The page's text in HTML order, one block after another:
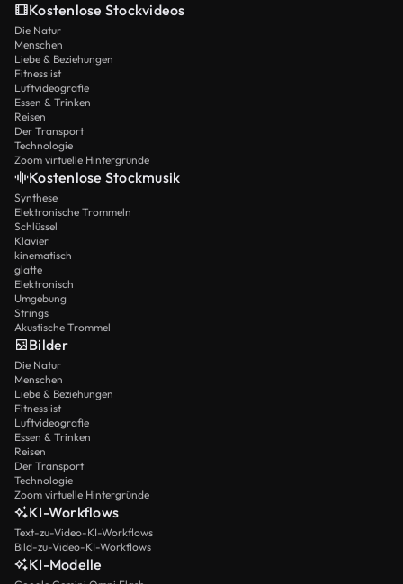
Kostenlose Stockvideos
Die Natur
Menschen
Liebe & Beziehungen
Fitness ist
Luftvideografie
Essen & Trinken
Reisen
Der Transport
Technologie
Zoom virtuelle Hintergründe
Kostenlose Stockmusik
Synthese
Elektronische Trommeln
Schlüssel
Klavier
kinematisch
glatte
Elektronisch
Umgebung
Strings
Akustische Trommel
Bilder
Die Natur
Menschen
Liebe & Beziehungen
Fitness ist
Luftvideografie
Essen & Trinken
Reisen
Der Transport
Technologie
Zoom virtuelle Hintergründe
KI-Workflows
Text-zu-Video-KI-Workflows
Bild-zu-Video-KI-Workflows
KI-Modelle